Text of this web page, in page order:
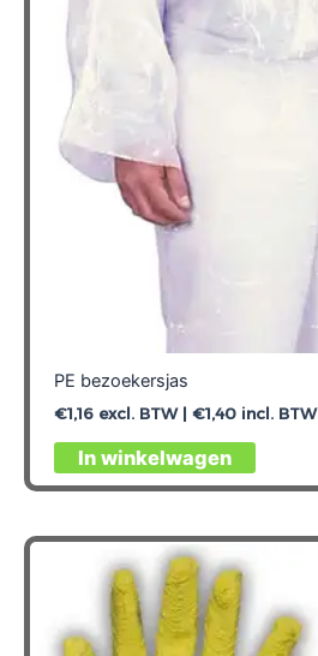
worden
PE bezoekersjas
€1,16excl. BTW | €1,40incl. BTW
In winkelwagen